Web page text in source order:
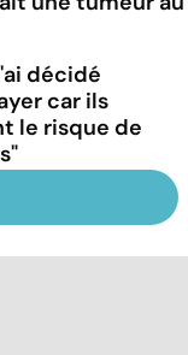
décidé
car ils
le risque de